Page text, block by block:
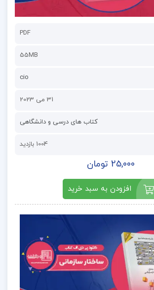
PDF
55MB
cio
31 می 2023
کتاب های درسی و دانشگاهی
1004 بازدید
25,000 تومان
افزودن به سبد خرید